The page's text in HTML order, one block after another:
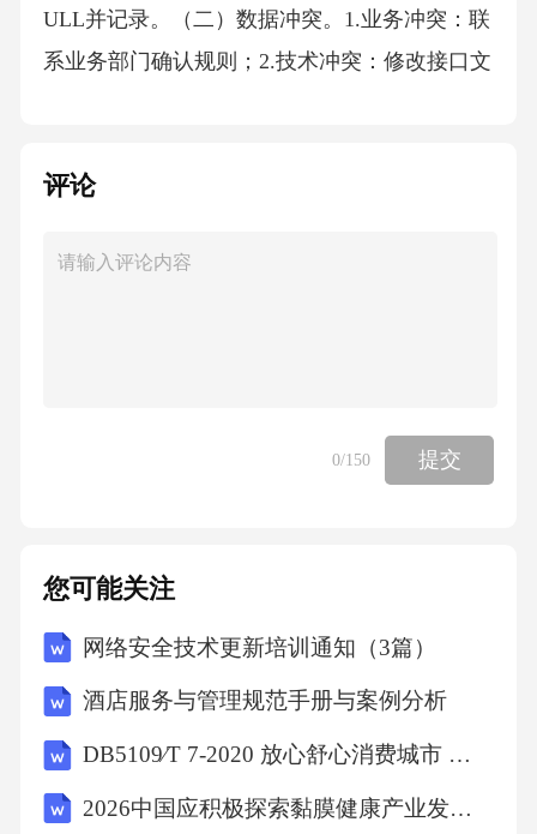
ULL并记录。（二）数据冲突。1.业务冲突：联
系业务部门确认规则；2.技术冲突：修改接口文
处理；2.临时措施：手工补录关键数据；3.原因
（一）更新机制。本指南每年修订一次，重大
据质量问题导致的测试失败，按《质量事故处
理办法》追责。（四）术语解释。1.接口：指应
评论
0/150 提交
您可能关注
网络安全技术更新培训通知（3篇）
酒店服务与管理规范手册与案例分析
DB5109∕T 7-2020 放心舒心消费城市 测评模型和方法指南
2026中国应积极探索黏膜健康产业发展新模式